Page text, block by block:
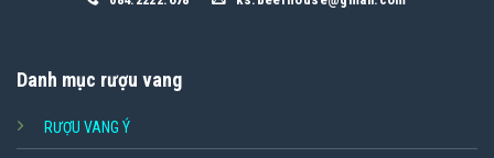
Danh mục rượu vang
RƯỢU VANG Ý